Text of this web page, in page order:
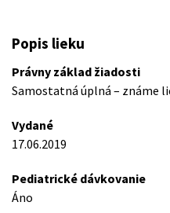
Popis lieku
Právny základ žiadosti
Samostatná úplná – známe
Vydané
17.06.2019
Pediatrické dávkovanie
Áno